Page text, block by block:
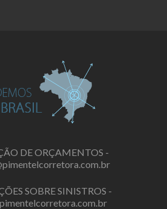
DE ORÇAMENTOS -
SOBRE SINISTROS -